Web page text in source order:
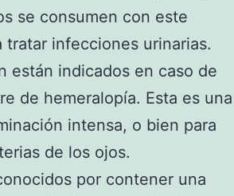
se consumen con este
infecciones urinarias.
están indicados en caso de
de hemeralopía. Esta es una
intensa, o bien para
de los ojos.
por contener una